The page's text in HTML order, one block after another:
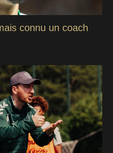
connu un coach